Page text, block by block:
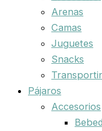
Arenas
Camas
Juguetes
Snacks
Pájaros
Accesorios